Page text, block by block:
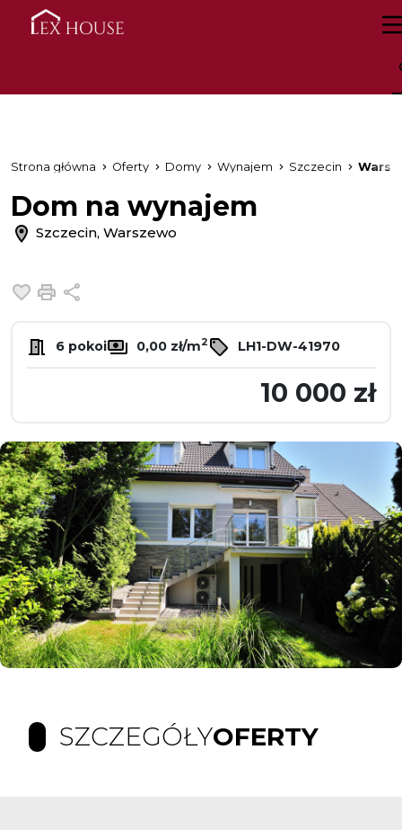
Strona główna Oferty Domy Wynajem Szczecin
Dom na wynajem
Szczecin, Warszewo
Dodaj do ulubionych
Drukuj
6 pokoi 0,00 zł/m2 LH1-DW-41970
10 000 zł
SZCZEGÓŁYOFERTY